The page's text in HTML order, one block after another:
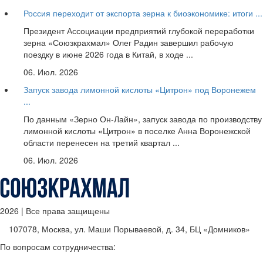
Россия переходит от экспорта зерна к биоэкономике: итоги ...
Президент Ассоциации предприятий глубокой переработки
зерна «Союзкрахмал» Олег Радин завершил рабочую
поездку в июне 2026 года в Китай, в ходе ...
06. Июл. 2026
Запуск завода лимонной кислоты «Цитрон» под Воронежем
...
По данным «Зерно Он-Лайн», запуск завода по производству
лимонной кислоты «Цитрон» в поселке Анна Воронежской
области перенесен на третий квартал ...
06. Июл. 2026
2026 | Все права защищены
107078, Москва, ул. Маши Порываевой, д. 34, БЦ «Домников»
По вопросам сотрудничества: